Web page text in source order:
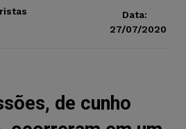
Data:
27/07/2020
de cunho